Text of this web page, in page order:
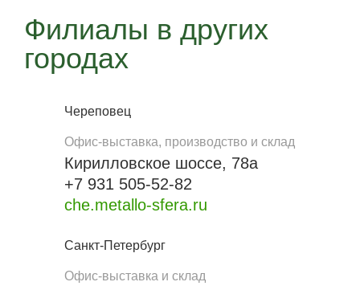
Филиалы в других
городах
Череповец
Офис-выставка, производство и склад
Кирилловское шоссе, 78а
+7 931 505-52-82
che.metallo-sfera.ru
Санкт-Петербург
Офис-выставка и склад